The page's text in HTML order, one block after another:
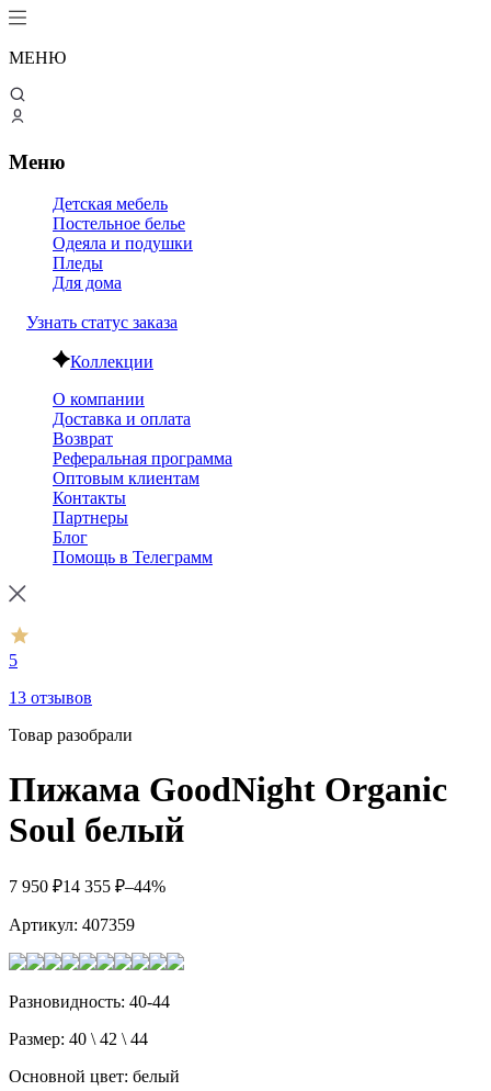
МЕНЮ
Меню
Детская мебель
Постельное белье
Одеяла и подушки
Пледы
Для дома
Узнать статус заказа
Коллекции
О компании
Доставка и оплата
Возврат
Реферальная программа
Оптовым клиентам
Контакты
Партнеры
Блог
Помощь в Телеграмм
5
13 отзывов
Товар разобрали
Пижама GoodNight Organic
Soul белый
7 950 ₽14 355 ₽–44%
Артикул: 407359
Разновидность: 40-44
Размер: 40 \ 42 \ 44
Основной цвет: белый